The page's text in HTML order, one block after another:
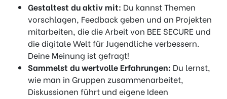
Gestaltest du aktiv mit: Du kannst Themen
vorschlagen, Feedback geben und an Projekten
mitarbeiten, die die Arbeit von BEE SECURE und
die digitale Welt für Jugendliche verbessern.
Deine Meinung ist gefragt!
Sammelst du wertvolle Erfahrungen: Du lernst,
wie man in Gruppen zusammenarbeitet,
Diskussionen führt und eigene Ideen